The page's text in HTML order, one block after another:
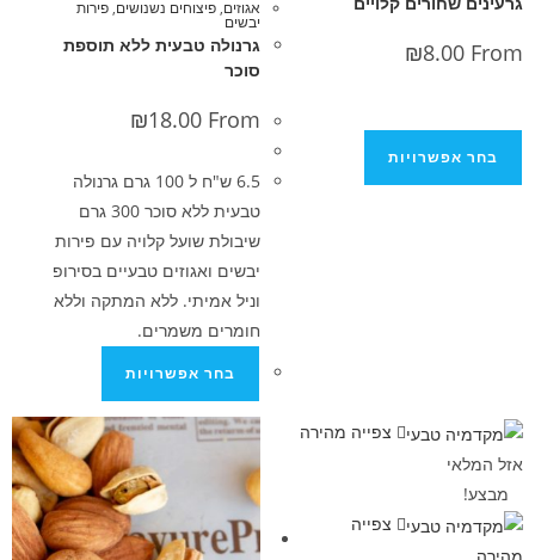
₪
פיצוחים נשנושים,פירות
גרנולה טבעית ללא תוספת
₪18.00
6.5 ש"ח ל 100 גרם גרנולה
טבעית ללא סוכר 300 גרם
שיבולת שועל קלויה עם פירות
יבשים ואגוזים טבעיים בסירופ
וניל אמיתי. ללא המתקה וללא
חומרים משמרים.
בחר אפשרויות
צפייה מהירה
צפייה